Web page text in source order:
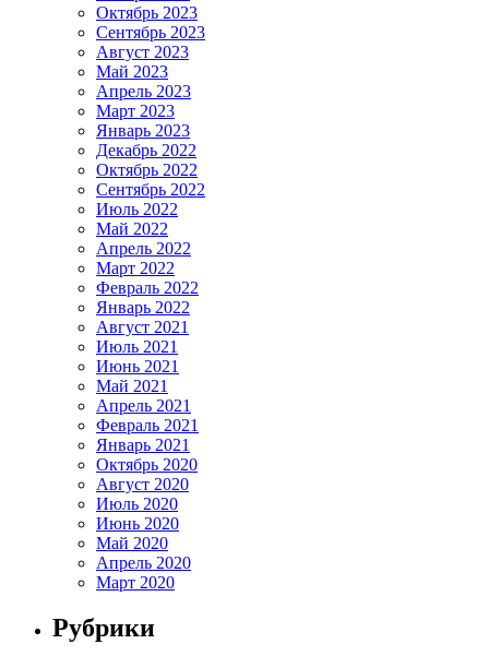
Октябрь 2023
Сентябрь 2023
Август 2023
Май 2023
Апрель 2023
Март 2023
Январь 2023
Декабрь 2022
Октябрь 2022
Сентябрь 2022
Июль 2022
Май 2022
Апрель 2022
Март 2022
Февраль 2022
Январь 2022
Август 2021
Июль 2021
Июнь 2021
Май 2021
Апрель 2021
Февраль 2021
Январь 2021
Октябрь 2020
Август 2020
Июль 2020
Июнь 2020
Май 2020
Апрель 2020
Март 2020
Рубрики